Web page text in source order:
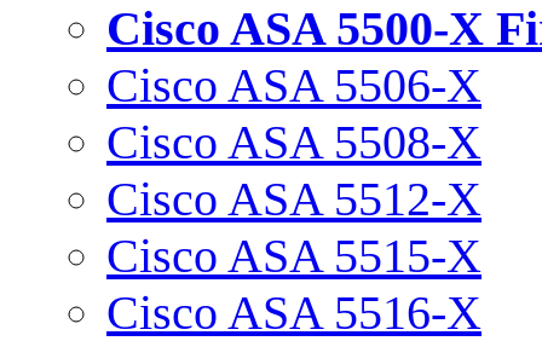
Cisco ASA 5500-X
Cisco ASA 5506-X
Cisco ASA 5508-X
Cisco ASA 5512-X
Cisco ASA 5515-X
Cisco ASA 5516-X